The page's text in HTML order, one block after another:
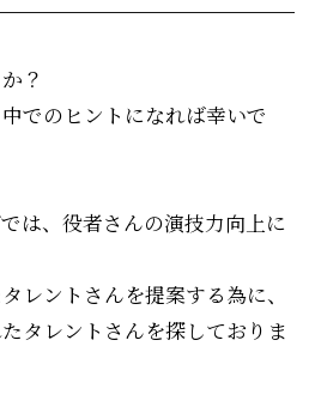
？
でのヒントになれば幸いで
は、役者さんの演技力向上に
レントさんを提案する為に、
タレントさんを探しておりま